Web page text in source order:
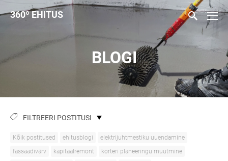
360ºEHITUS
BLOGI
FILTREERI POSTITUSI
Kõik postitused ehitusblogi
elektrijuhtmestiku uuendamine
fassaadivärv
kapitaalremont
korteri planeeringu muutmine